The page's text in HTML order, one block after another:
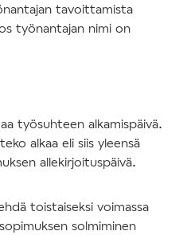
tavoittamista
työnantajan nimi on
työsuhteen alkamispäivä.
alkaa eli siis yleensä
allekirjoituspäivä.
toistaiseksi voimassa
solmiminen